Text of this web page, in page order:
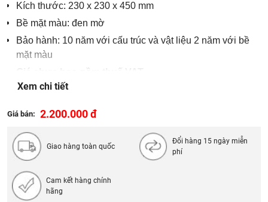
Kích thước: 230 x 230 x 450 mm
Bề mặt màu: đen mờ
Bảo hành: 10 năm với cấu trúc và vật liệu 2 năm với bề
mặt màu
Liên hệ để nhận được chiết khấu cao
Xem chi tiết
Giá bán: 2.200.000 đ
Giao hàng toàn quốc
Đổi hàng 15 ngày miễn
phí
Cam kết hàng chính
hãng